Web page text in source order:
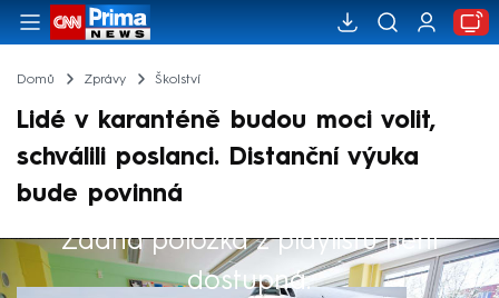
Domů Zprávy Školství
Lidé v karanténě budou moci volit,
schválili poslanci. Distanční výuka
bude povinná
Žádná položka z playlistu není
dostupná.
Výběr redakce